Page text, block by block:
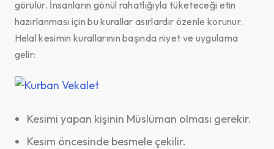
görülür. İnsanların gönül rahatlığıyla tüketeceği etin
hazırlanması için bu kurallar asırlardır özenle korunur.
Helal kesimin kurallarının başında niyet ve uygulama
gelir:
Kesimi yapan kişinin Müslüman olması gerekir.
Kesim öncesinde besmele çekilir.